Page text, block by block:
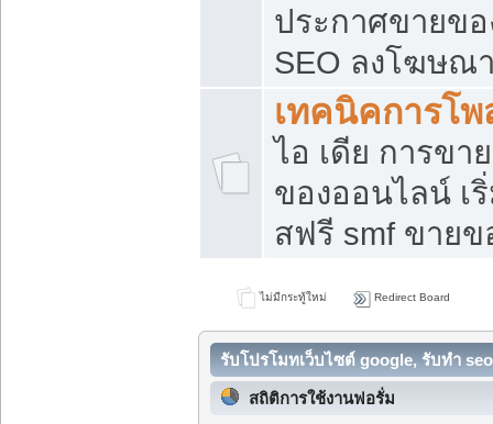
ประกาศขายข
SEO ลงโฆษณ
เทคนิคการโ
ไอ เดีย การขา
ของออนไลน์ เ
สฟรี smf ขาย
ไม่มีกระทู้ใหม่ Redirect Board
รับโปรโมทเว็บไซต์ google, รับทำ
สถิติการใช้งานฟอรั่ม